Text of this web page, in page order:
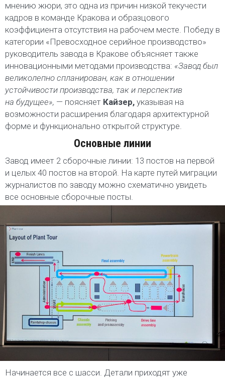
мнению жюри, это одна из причин низкой текучести
кадров в команде Кракова и образцового
коэффициента отсутствия на рабочем месте. Победу в
категории «Превосходное серийное производство»
руководитель завода в Кракове объясняет также
инновационными методами производства: «Завод был
великолепно спланирован, как в отношении
устойчивости производства, так и перспектив
на будущее», — поясняет Кайзер, указывая на
возможности расширения благодаря архитектурной
форме и функционально открытой структуре.
Основные линии
Завод имеет 2 сборочные линии: 13 постов на первой
и целых 40 постов на второй. На карте путей миграции
журналистов по заводу можно схематично увидеть
все основные сборочные посты.
Начинается все с шасси. Детали приходят уже